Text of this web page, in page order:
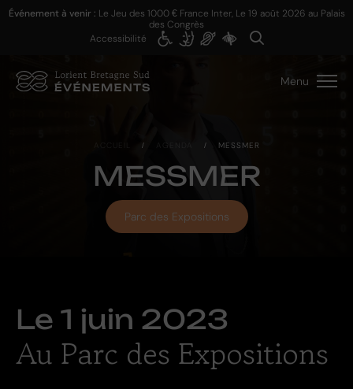
Événement à venir : Le Jeu des 1000 € France Inter, Le 19 août 2026 au Palais
des Congrès
Accessibilité
Menu
MESSMER
/ / MESSMER
Parc des Expositions
Le 1 juin 2023
Au Parc des Expositions